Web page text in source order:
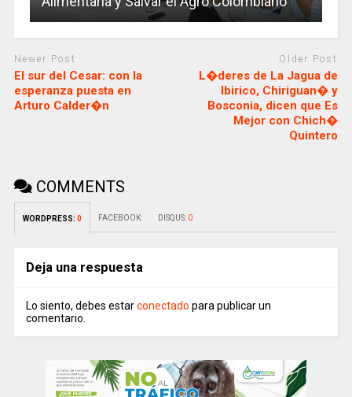
Newer Post
El sur del Cesar: con la
esperanza puesta en
Arturo Calder�n
Older Post
L�deres de La Jagua de
Ibirico, Chiriguan� y
Bosconia, dicen que Es
Mejor con Chich�
Quintero
COMMENTS
WORDPRESS: 0 FACEBOOK: DISQUS: 0
Deja una respuesta
Lo siento, debes estarconectado para publicar un
comentario.